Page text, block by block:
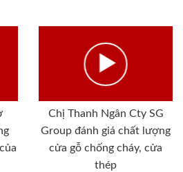
Chị Thanh Ngân Cty SG
Group đánh giá chất lượng
cửa gỗ chống cháy, cửa
thép